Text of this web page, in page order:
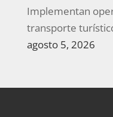
Implementan
transporte
agosto 5, 2026